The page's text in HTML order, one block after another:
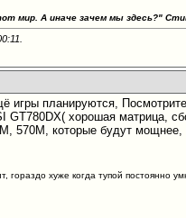
мир. А иначе зачем мы здесь?"
игры планируются,
GT780DX( хорошая матрица,
570М, которые будут
гораздо хуже когда тупой постоянно